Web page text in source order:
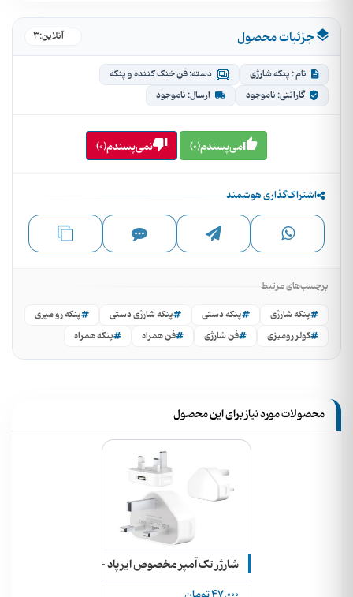
جزئیات محصول آنلاین:3
نام : پنکه شارژی
دسته: فن خنک کننده و پنکه
گارانتی: ناموجود
ارسال: ناموجود
می‌پسندم(0) نمی‌پسندم(0)
اشتراک‌گذاری هوشمند
برچسب‌های مرتبط
پنکه شارژی
پنکه دستی پنکه شارژی دستی
پنکه رو میزی
کولر رومیزی
فن شارژی فن همراه پنکه همراه
محصولات مورد نیاز برای این محصول